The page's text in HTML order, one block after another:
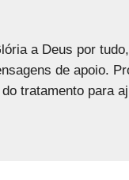
a Deus por
de apoio.
do tratamento para